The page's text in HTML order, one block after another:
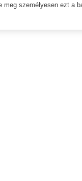
személyesen ezt a